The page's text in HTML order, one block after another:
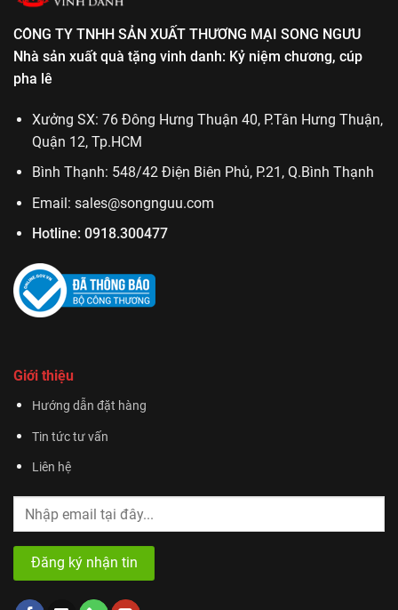
CÔNG TY TNHH SẢN XUẤT THƯƠNG MẠI SONG NGƯU
Nhà sản xuất quà tặng vinh danh: Kỷ niệm chương, cúp
pha lê
Xưởng SX: 76 Đông Hưng Thuận 40, P.Tân Hưng Thuận,
Quận 12, Tp.HCM
Bình Thạnh: 548/42 Điện Biên Phủ, P.21, Q.Bình Thạnh
Email: sales@songnguu.com
Hotline: 0918.300477
Giới thiệu
Hướng dẫn đặt hàng
Tin tức tư vấn
Liên hệ